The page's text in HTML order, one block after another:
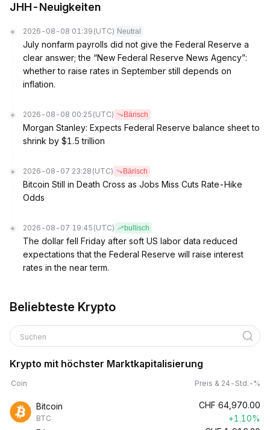
JHH-Neuigkeiten
2026-08-08 01:39 (UTC) Neutral
July nonfarm payrolls did not give the Federal Reserve a
clear answer; the “New Federal Reserve News Agency”:
whether to raise rates in September still depends on
inflation.
2026-08-08 00:25 (UTC) Bärisch
Morgan Stanley: Expects Federal Reserve balance sheet to
shrink by $1.5 trillion
2026-08-07 23:28 (UTC) Bärisch
Bitcoin Still in Death Cross as Jobs Miss Cuts Rate-Hike
Odds
2026-08-07 19:45 (UTC) bullisch
The dollar fell Friday after soft US labor data reduced
expectations that the Federal Reserve will raise interest
rates in the near term.
Beliebteste Krypto
Suchen
Krypto mit höchster Marktkapitalisierung
Coin Preis & 24-Std.-%
Bitcoin
BTC
CHF 64,970.00
+1.10%